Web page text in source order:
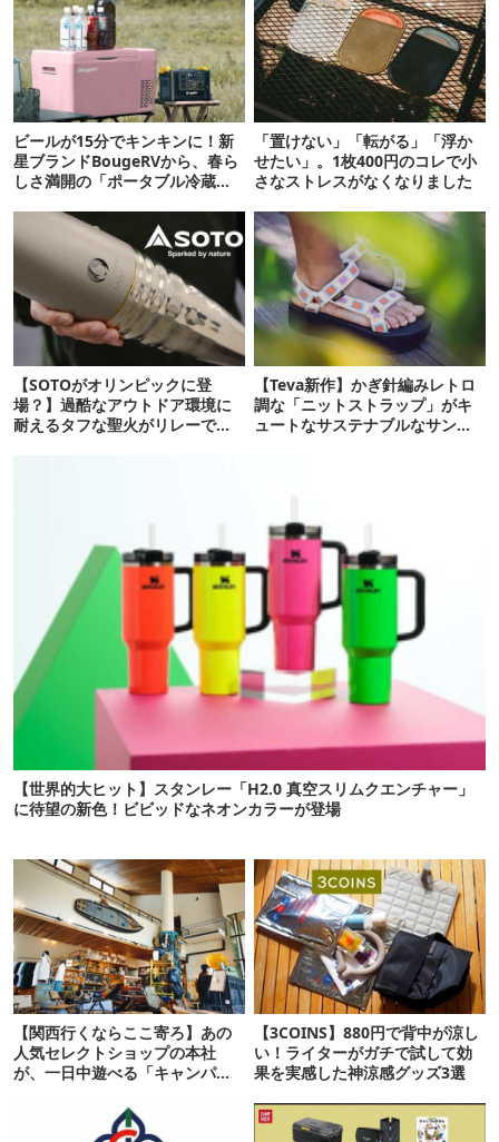
ビールが15分でキンキンに！新
星ブランドBougeRVから、春ら
しさ満開の「ポータブル冷蔵
「置けない」「転がる」「浮か
せたい」。1枚400円のコレで小
さなストレスがなくなりました
【SOTOがオリンピックに登
場？】過酷なアウトドア環境に
耐えるタフな聖火がリレーでフ
【Teva新作】かぎ針編みレトロ
調な「ニットストラップ」がキ
ュートなサステナブルなサンダ
【世界的大ヒット】スタンレー「H2.0 真空スリムクエンチャー」
に待望の新色！ビビッドなネオンカラーが登場
【関西行くならここ寄ろ】あの
人気セレクトショップの本社
が、一日中遊べる「キャンパー
【3COINS】880円で背中が涼し
い！ライターがガチで試して効
果を実感した神涼感グッズ3選